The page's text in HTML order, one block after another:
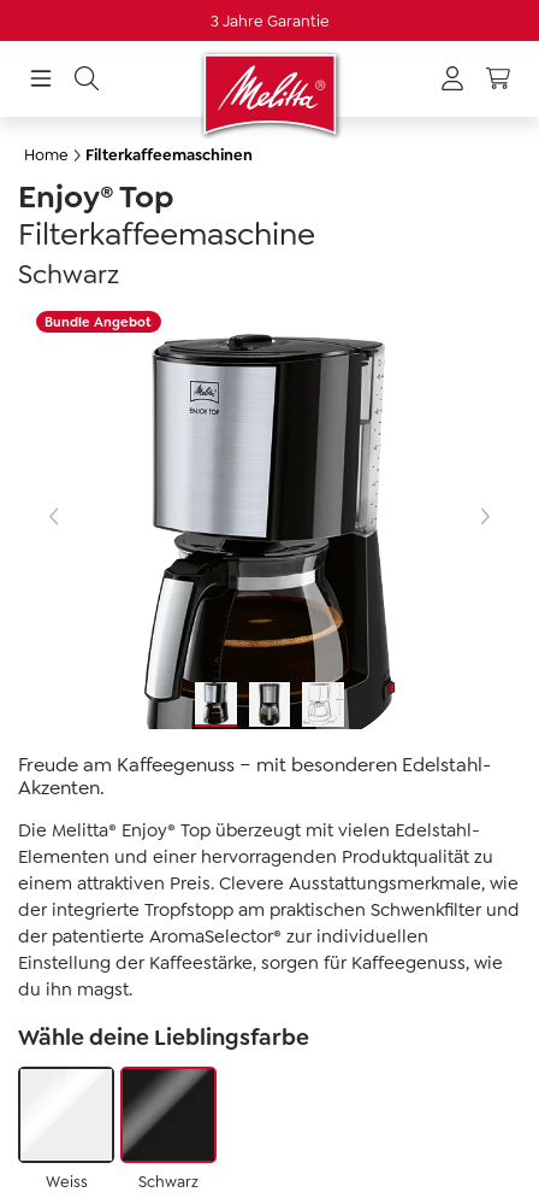
3 Jahre Garantie
Home Filterkaffeemaschinen
Enjoy® Top
Filterkaffeemaschine
Schwarz
Skip image gallery
Bundle Angebot
Freude am Kaffeegenuss − mit besonderen Edelstahl-
Akzenten.
Die Melitta® Enjoy® Top überzeugt mit vielen Edelstahl-
Elementen und einer hervorragenden Produktqualität zu
einem attraktiven Preis. Clevere Ausstattungsmerkmale, wie
der integrierte Tropfstopp am praktischen Schwenkfilter und
der patentierte AromaSelector® zur individuellen
Einstellung der Kaffeestärke, sorgen für Kaffeegenuss, wie
du ihn magst.
Wähle deine Lieblingsfarbe
Weiss Schwarz